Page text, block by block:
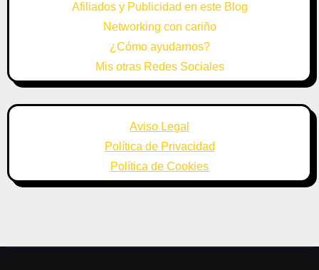
Afiliados y Publicidad en este Blog
Networking con cariño
¿Cómo ayudarnos?
Mis otras Redes Sociales
Aviso Legal
Política de Privacidad
Política de Cookies